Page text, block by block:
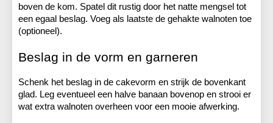
boven de kom. Spatel dit rustig door het natte mengsel tot
een egaal beslag. Voeg als laatste de gehakte walnoten toe
(optioneel).
Beslag in de vorm en garneren
Schenk het beslag in de cakevorm en strijk de bovenkant
glad. Leg eventueel een halve banaan bovenop en strooi er
wat extra walnoten overheen voor een mooie afwerking.